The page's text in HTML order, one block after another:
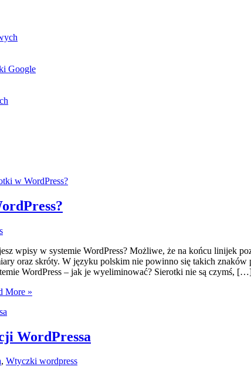
Google
wpisy w systemie WordPress? Możliwe, że na końcu linijek
oraz skróty. W języku polskim nie powinno się takich
WordPress – jak je wyeliminować? Sierotki nie są czymś,
More »
WordPressa
, Wtyczki wordpress